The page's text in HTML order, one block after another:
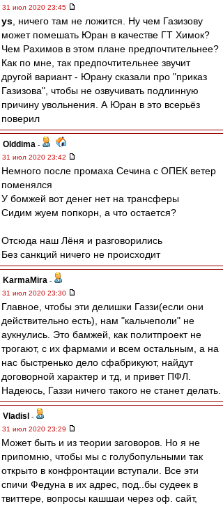
31 июл 2020 23:45
ys , ничего там не ложится. Ну чем Газизову
может помешать Юран в качестве ГТ Химок?
Чем Рахимов в этом плане предпочтительнее?
Как по мне, так предпочтительнее звучит
другой вариант - Юрану сказали про "приказ
Газизова", чтобы не озвучивать подлинную
причину увольнения. А Юран в это всерьёз
поверил
Olddima -
31 июл 2020 23:42
Немного после промаха Сечина с ОПЕК ветер
поменялся
У бомжей вот денег нет на трансферы
Сидим жуем попкорн, а что остается?
Отсюда наш Лёня и разговорились
Без санкций ничего не происходит
KarmaMira -
31 июл 2020 23:30
Главное, чтобы эти делишки Газзи(если они
действительно есть), нам "кальчеполи" не
аукнулись. Это бамжей, как политпроект не
трогают, с их фармами и всем остальным, а на
нас быстренько дело сфабрикуют, найдут
договорной характер и тд, и привет ПФЛ.
Надеюсь, Газзи ничего такого не станет делать.
Vladisl
-
31 июл 2020 23:29
Может быть и из теории заговоров. Но я не
припомню, чтобы мы с голубопульными так
открыто в конфронтации вступали. Все эти
спичи Федуна в их адрес, под..бы судеек в
твиттере, вопросы кашшаи через оф. сайт,